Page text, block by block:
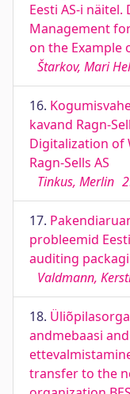
Eesti AS-i
Management
on the Example
Štarkov, Mari
16.
kavand Ragn-
Digitalization of
Ragn-Sells AS
Tinkus, Merlin
17.
probleemid
auditing
Valdmann,
18.
andmebaasi
transfer to the